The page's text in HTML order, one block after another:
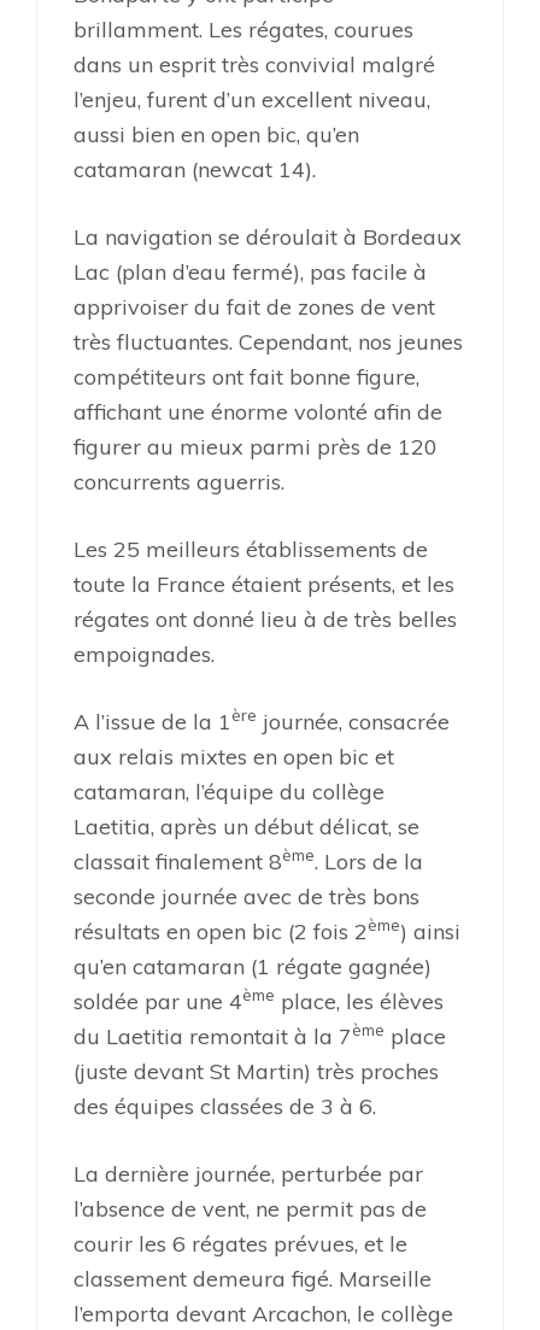
brillamment. Les régates, courues
dans un esprit très convivial malgré
l’enjeu, furent d’un excellent niveau,
aussi bien en open bic, qu’en
catamaran (newcat 14).
La navigation se déroulait à Bordeaux
Lac (plan d’eau fermé), pas facile à
apprivoiser du fait de zones de vent
très fluctuantes. Cependant, nos jeunes
compétiteurs ont fait bonne figure,
affichant une énorme volonté afin de
figurer au mieux parmi près de 120
concurrents aguerris.
Les 25 meilleurs établissements de
toute la France étaient présents, et les
régates ont donné lieu à de très belles
empoignades.
A l’issue de la 1ère journée, consacrée
aux relais mixtes en open bic et
catamaran, l’équipe du collège
Laetitia, après un début délicat, se
classait finalement 8ème. Lors de la
seconde journée avec de très bons
résultats en open bic (2 fois 2ème) ainsi
qu’en catamaran (1 régate gagnée)
soldée par une 4ème place, les élèves
du Laetitia remontait à la 7ème place
(juste devant St Martin) très proches
des équipes classées de 3 à 6.
La dernière journée, perturbée par
l’absence de vent, ne permit pas de
courir les 6 régates prévues, et le
classement demeura figé. Marseille
l’emporta devant Arcachon, le collège